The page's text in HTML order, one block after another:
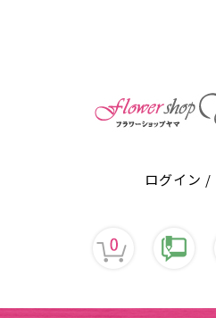
ログイン /